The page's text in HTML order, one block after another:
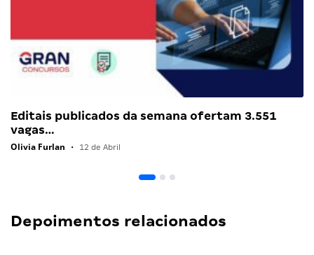
Editais publicados da semana ofertam 3.551
vagas…
Olivia Furlan • 12 de Abril
Depoimentos relacionados